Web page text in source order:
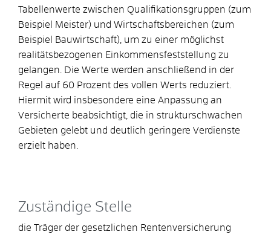
Tabellenwerte zwischen Qualifikationsgruppen (zum
Beispiel Meister) und Wirtschaftsbereichen (zum
Beispiel Bauwirtschaft), um zu einer möglichst
realitätsbezogenen Einkommensfeststellung zu
gelangen. Die Werte werden anschließend in der
Regel auf 60 Prozent des vollen Werts reduziert.
Hiermit wird insbesondere eine Anpassung an
Versicherte beabsichtigt, die in strukturschwachen
Gebieten gelebt und deutlich geringere Verdienste
erzielt haben.
Zuständige Stelle
die Träger der gesetzlichen Rentenversicherung